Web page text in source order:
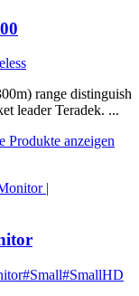
range distinguish
leader Teradek. ...
Produkte anzeigen
#Small#SmallHD